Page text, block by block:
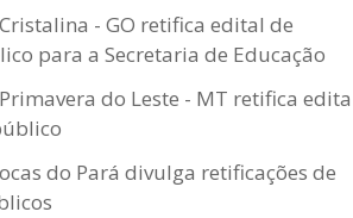
- GO retifica edital de
para a Secretaria de Educação
do Leste - MT retifica
do Pará divulga retificações de